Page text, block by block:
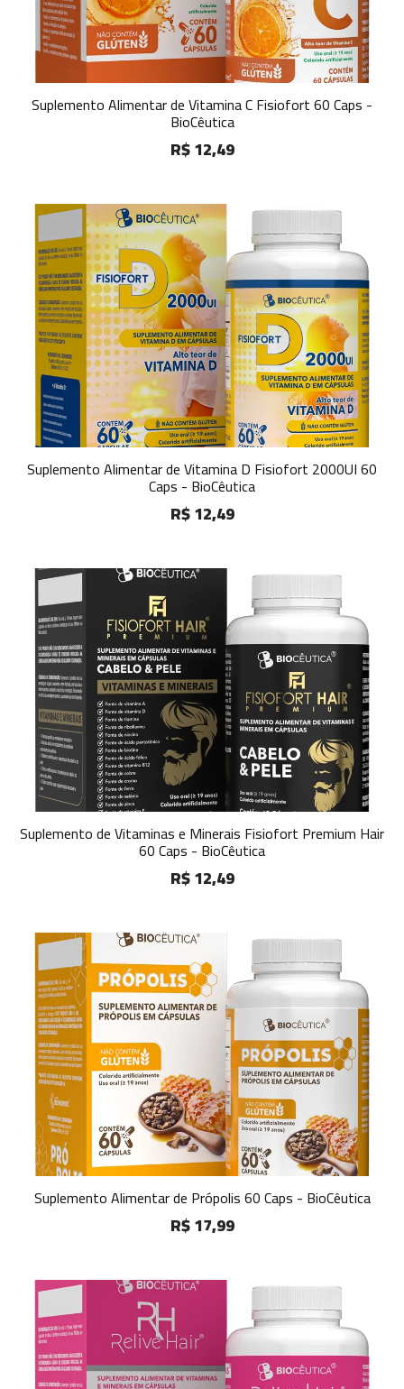
Suplemento Alimentar de Vitamina C Fisiofort 60 Caps -
BioCêutica
R$ 12,49
Suplemento Alimentar de Vitamina D Fisiofort 2000UI 60
Caps - BioCêutica
R$ 12,49
Suplemento de Vitaminas e Minerais Fisiofort Premium Hair
60 Caps - BioCêutica
R$ 12,49
Suplemento Alimentar de Própolis 60 Caps - BioCêutica
R$ 17,99